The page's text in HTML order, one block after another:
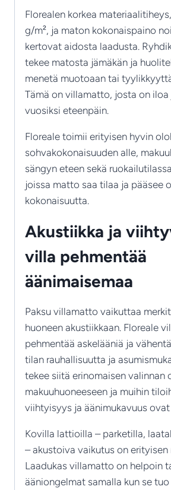
Florealen korkea
g/m², ja maton kokonaispaino
kertovat aidosta laadusta.
tekee matosta jämäkän ja
menetä muotoaan tai
Tämä on villamatto, josta on
vuosiksi eteenpäin.
Floreale toimii erityisen hyvin
sohvakokonaisuuden alle,
sängyn eteen sekä
joissa matto saa tilaa ja pääsee
kokonaisuutta.
Akustiikka ja
villa pehmentää
äänimaisemaa
Paksu villamatto vaikuttaa
huoneen akustiikkaan. Floreale
pehmentää askelääniä ja
tilan rauhallisuutta ja
tekee siitä erinomaisen valinnan
makuuhuoneeseen ja muihin
viihtyisyys ja äänimukavuus
Kovilla lattioilla – parketilla,
– akustoiva vaikutus on erityisen
Laadukas villamatto on helpoin
ääniongelmat samalla kun se